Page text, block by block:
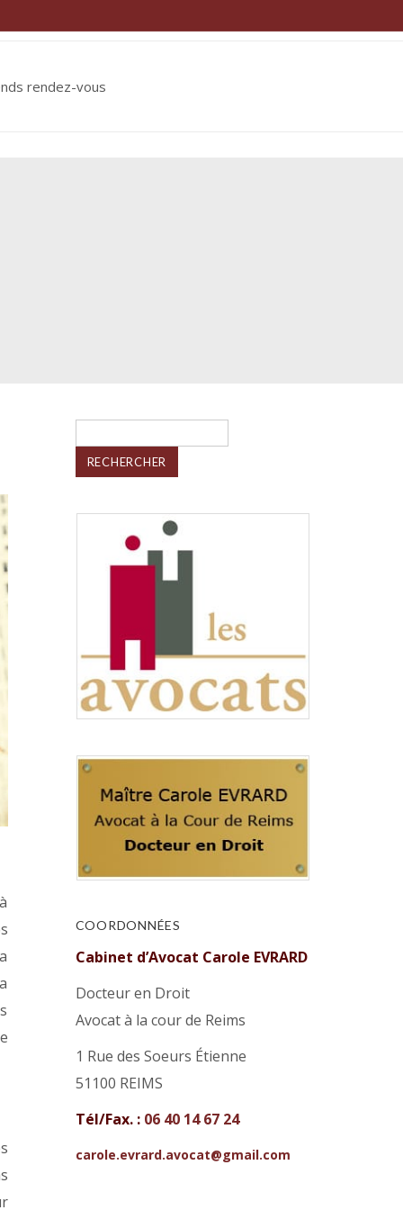
rendez-vous
COORDONNÉES
Cabinet d’Avocat Carole EVRARD
Docteur en Droit
Avocat à la cour de Reims
1 Rue des Soeurs Étienne
51100 REIMS
Tél/Fax. : 06 40 14 67 24
carole.evrard.avocat@gmail.com